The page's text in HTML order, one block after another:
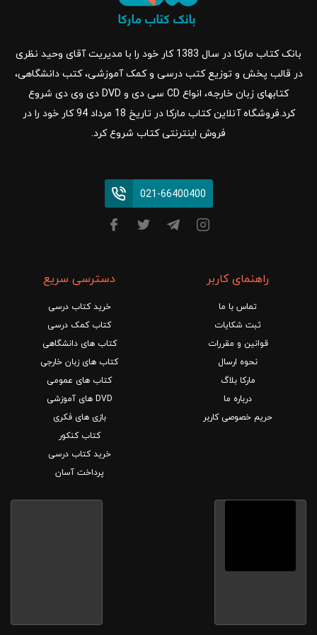
بانک کتاب مارکا در سال 1383 کار خود را با مدیریت آقای وحید نظری
در قالب پخش و توزیع کتب درسی و کمک آموزشی، کتب دانشگاهی،
کتابهای زبان خارجه، انواع CD سی دی و DVD دی وی دی شروع
کرد.فروشگاه آنلاین کتاب مارکا در تاریخ 18 مرداد 94 کار خود را در
فروش اینترنتی کتاب شروع کرد.
021-66400400
راهنمای کاربر
تماس با ما
ثبت شکایات
قوانین و مقررات
نحوه ارسال
مارکا بلاگ
درباره ما
حریم خصوصی کاربر
دسترسی سریع
خرید کتاب درسی
کتاب کمک درسی
کتاب های دانشگاهی
کتاب های زبان خارجی
کتاب های عمومی
DVD های آموزشی
بازی های فکری
کتاب کنکور
خرید کتاب درسی
پرداخت آسان